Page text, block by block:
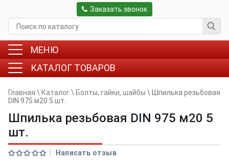
Заказать звонок
МЕНЮ
КАТАЛОГ ТОВАРОВ
Главная \ Каталог\ Болты, гайки, шайбы \
Шпилька резьбовая
DIN 975 м20 5 шт.
Шпилька резьбовая DIN 975 м20 5
шт.
Написать отзыв